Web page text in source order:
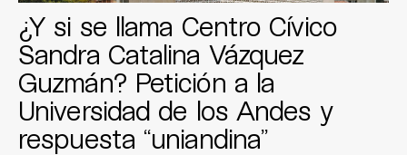
¿Y si se llama Centro Cívico
Sandra Catalina Vázquez
Guzmán? Petición a la
Universidad de los Andes y
respuesta “uniandina”